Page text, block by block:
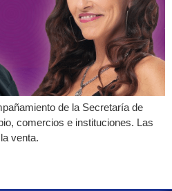
de la Secretaría de
comercios e instituciones. Las
venta.